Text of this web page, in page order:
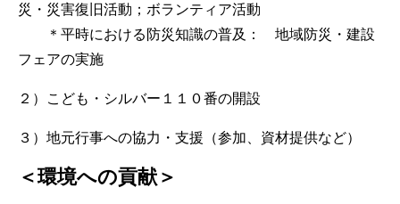
災・災害復旧活動；ボランティア活動
＊平時における防災知識の普及： 地域防災・建設
フェアの実施
２）こども・シルバー１１０番の開設
３）地元行事への協力・支援（参加、資材提供など）
＜環境への貢献＞